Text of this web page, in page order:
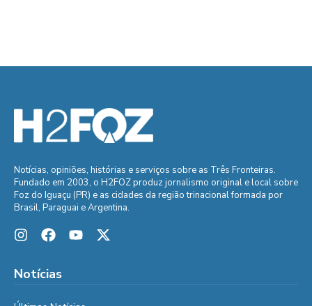
Notícias, opiniões, histórias e serviços sobre as Três Fronteiras.
Fundado em 2003, o H2FOZ produz jornalismo original e local sobre
Foz do Iguaçu (PR) e as cidades da região trinacional formada por
Brasil, Paraguai e Argentina.
Notícias